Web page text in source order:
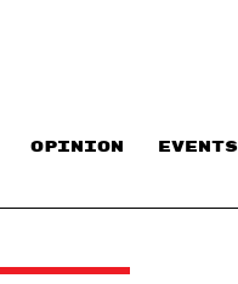
OPINION EVENTS